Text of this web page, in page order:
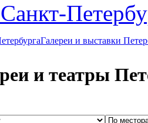
Галереи и выставки
и театры